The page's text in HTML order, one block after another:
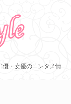
優・女優のエンタメ情